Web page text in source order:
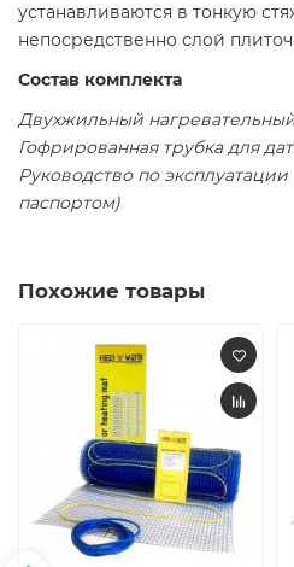
устанавливаются в тонкую
непосредственно слой
Состав комплекта
Двухжильный
Гофрированная трубка для
Руководство по
паспортом)
Похожие товары